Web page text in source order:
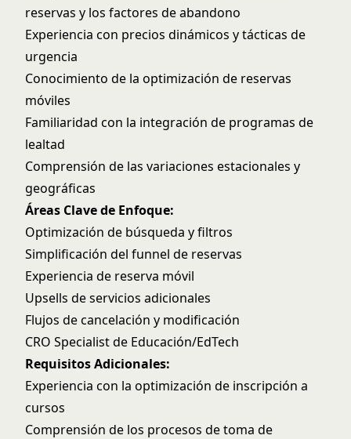
reservas y los factores de abandono
Experiencia con precios dinámicos y tácticas de
urgencia
Conocimiento de la optimización de reservas
móviles
Familiaridad con la integración de programas de
lealtad
Comprensión de las variaciones estacionales y
geográficas
Áreas Clave de Enfoque:
Optimización de búsqueda y filtros
Simplificación del funnel de reservas
Experiencia de reserva móvil
Upsells de servicios adicionales
Flujos de cancelación y modificación
CRO Specialist de Educación/EdTech
Requisitos Adicionales:
Experiencia con la optimización de inscripción a
cursos
Comprensión de los procesos de toma de